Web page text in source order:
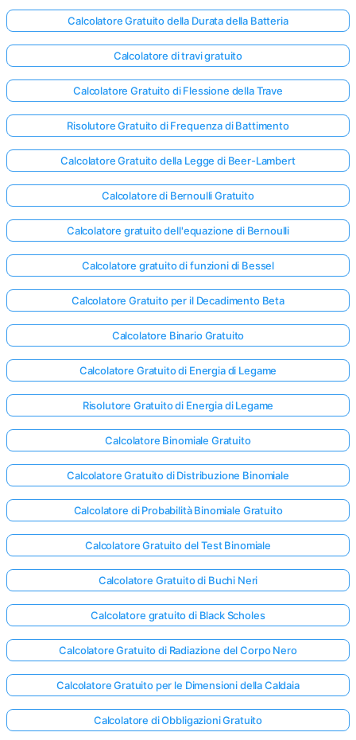
Calcolatore Gratuito della Durata della Batteria
Calcolatore di travi gratuito
Calcolatore Gratuito di Flessione della Trave
Risolutore Gratuito di Frequenza di Battimento
Calcolatore Gratuito della Legge di Beer-Lambert
Calcolatore di Bernoulli Gratuito
Calcolatore gratuito dell'equazione di Bernoulli
Calcolatore gratuito di funzioni di Bessel
Calcolatore Gratuito per il Decadimento Beta
Calcolatore Binario Gratuito
Calcolatore Gratuito di Energia di Legame
Risolutore Gratuito di Energia di Legame
Calcolatore Binomiale Gratuito
Calcolatore Gratuito di Distribuzione Binomiale
Calcolatore di Probabilità Binomiale Gratuito
Calcolatore Gratuito del Test Binomiale
Calcolatore Gratuito di Buchi Neri
Calcolatore gratuito di Black Scholes
Calcolatore Gratuito di Radiazione del Corpo Nero
Calcolatore Gratuito per le Dimensioni della Caldaia
Calcolatore di Obbligazioni Gratuito